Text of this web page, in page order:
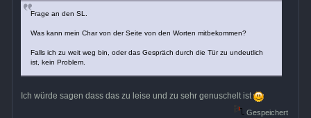
Frage an den SL.
Was kann mein Char von der Seite von den Worten mitbekommen?
Falls ich zu weit weg bin, oder das Gespräch durch die Tür zu undeutlich
ist, kein Problem.
Ich würde sagen dass das zu leise und zu sehr genuschelt ist
Gespeichert